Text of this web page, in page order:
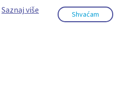
Saznaj više Shvaćam